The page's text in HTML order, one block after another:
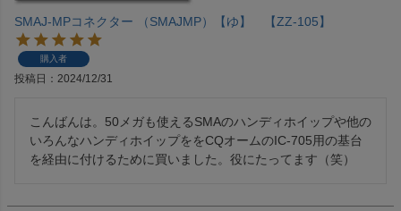
SMAJ-MPコネクター （SMAJMP）【ゆ】 【ZZ-105】
購入者
投稿日 2024/12/31
こんばんは。50メガも使えるSMAのハンディホイップや他の
いろんなハンディホイップををCQオームのIC-705用の基台
を経由に付けるために買いました。役にたってます（笑）